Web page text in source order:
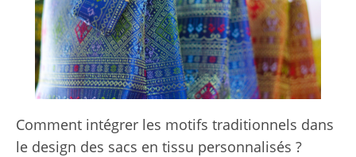
Comment intégrer les motifs traditionnels dans
le design des sacs en tissu personnalisés ?